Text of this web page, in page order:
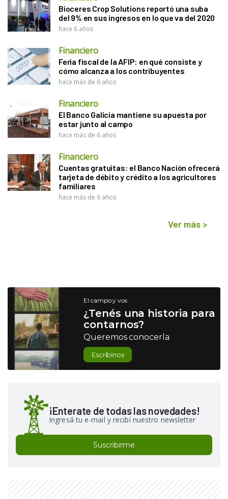
Bioceres Crop Solutions reportó una suba
del 9% en sus ingresos en lo que va del 2020
hace 6 años
Financiero
Feria fiscal de la AFIP: en qué consiste y
cómo alcanza a los contribuyentes
hace más de 6 años
Financiero
El Banco Galicia mantiene su apuesta por
estar junto al campo
hace más de 6 años
Financiero
Cuentas gratuitas: el Banco Nación ofrecerá
tarjeta de débito y crédito a los agricultores
familiares
hace más de 6 años
Ver más >
El campo y vos
¿Tenés una historia para
contarnos?
Queremos conocerla
Escribinos
¡Enterate de todas las novedades!
Ingresá tu e-mail y recibí nuestro newsletter
Suscribirme